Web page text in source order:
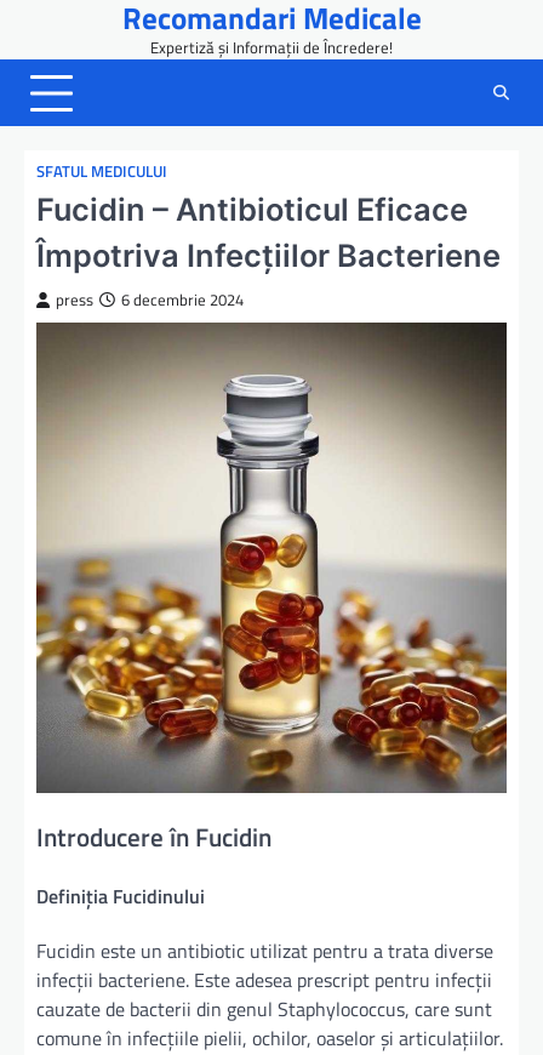
content
Recomandari Medicale
Expertiză și Informații de Încredere!
SFATUL MEDICULUI
Fucidin – Antibioticul Eficace
Împotriva Infecțiilor Bacteriene
press 6 decembrie 2024
Introducere în Fucidin
Definiția Fucidinului
Fucidin este un antibiotic utilizat pentru a trata diverse
infecții bacteriene. Este adesea prescript pentru infecții
cauzate de bacterii din genul Staphylococcus, care sunt
comune în infecțiile pielii, ochilor, oaselor și articulațiilor.